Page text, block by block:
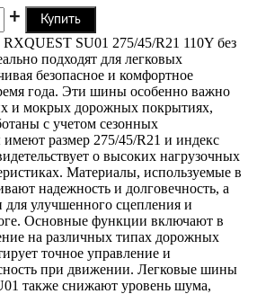
+ Купить
SU01 275/45/R21 110Y без
подходят для легковых
безопасное и комфортное
года. Эти шины особенно важно
и мокрых дорожных покрытиях,
с учетом сезонных
размер 275/45/R21 и индекс
о высоких нагрузочных
Материалы, используемые в
надежность и долговечность, а
для улучшенного сцепления и
Основные функции включают в
на различных типах дорожных
точное управление и
при движении. Легковые шины
также снижают уровень шума,